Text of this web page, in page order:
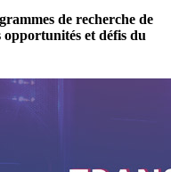
de recherche de
et défis du